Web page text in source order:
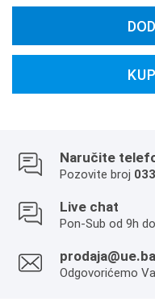
Naručite
Pozovite broj
Live chat
Pon-Sub od 9h
prodaja@ue.ba
Odgovorićemo